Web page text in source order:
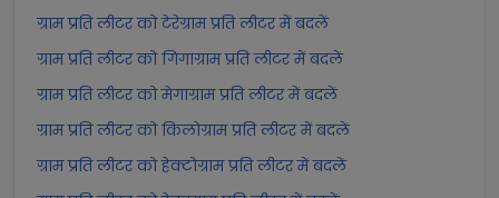
ग्राम प्रति लीटर को टेरेग्राम प्रति लीटर में बदलें
ग्राम प्रति लीटर को गिगाग्राम प्रति लीटर में बदलें
ग्राम प्रति लीटर को मेगाग्राम प्रति लीटर में बदलें
ग्राम प्रति लीटर को किलोग्राम प्रति लीटर में बदलें
ग्राम प्रति लीटर को हेक्टोग्राम प्रति लीटर में बदलें